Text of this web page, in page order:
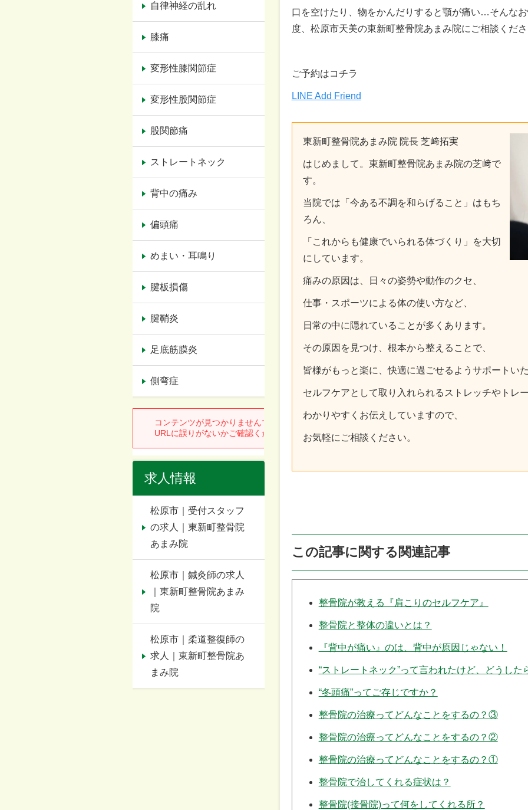
口を空けたり、物をかんだりすると顎が痛い…そんな
度、松原市天美の東新町整骨院あまみ院にご相談くだ
ご予約はコチラ
LINE Add Friend
東新町整骨院あまみ院 院長 芝﨑拓実
はじめまして。東新町整骨院あまみ院の芝﨑で
す。
当院では「今ある不調を和らげること」はもち
ろん、
「これからも健康でいられる体づくり」を大切
にしています。
痛みの原因は、日々の姿勢や動作のクセ、
仕事・スポーツによる体の使い方など、
日常の中に隠れていることが多くあります。
その原因を見つけ、根本から整えることで、
皆様がもっと楽に、快適に過ごせるようサポートい
セルフケアとして取り入れられるストレッチやトレ
わかりやすくお伝えしていますので、
お気軽にご相談ください。
この記事に関する関連記事
整骨院が教える『肩こりのセルフケア』
整骨院と整体の違いとは？
『背中が痛い』のは、背中が原因じゃない！
“ストレートネック”って言われたけど、どうした
“冬頭痛”ってご存じですか？
整骨院の治療ってどんなことをするの？③
整骨院の治療ってどんなことをするの？②
整骨院の治療ってどんなことをするの？①
整骨院で治してくれる症状は？
整骨院(接骨院)って何をしてくれる所？
自律神経の乱れ
膝痛
変形性膝関節症
変形性股関節症
股関節痛
ストレートネック
背中の痛み
偏頭痛
めまい・耳鳴り
腱板損傷
腱鞘炎
足底筋膜炎
側弯症
求人情報
松原市｜受付スタッフ
の求人｜東新町整骨院
あまみ院
松原市｜鍼灸師の求人
｜東新町整骨院あまみ
院
松原市｜柔道整復師の
求人｜東新町整骨院あ
まみ院